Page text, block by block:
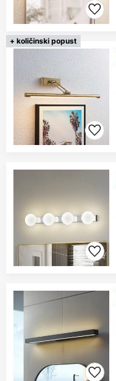
+ količinski popust